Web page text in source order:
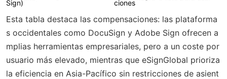
Sign)
ciones
Esta tabla destaca las compensaciones: las plataforma
s occidentales como DocuSign y Adobe Sign ofrecen a
mplias herramientas empresariales, pero a un coste por
usuario más elevado, mientras que eSignGlobal prioriza
la eficiencia en Asia-Pacífico sin restricciones de asient